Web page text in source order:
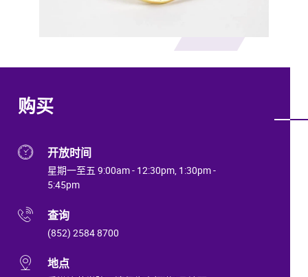
购买
开放时间
星期一至五 9:00am - 12:30pm, 1:30pm -
5:45pm
查询
(852) 2584 8700
地点